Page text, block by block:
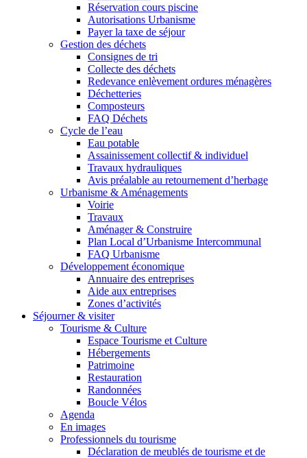
Réservation cours piscine
Autorisations Urbanisme
Payer la taxe de séjour
Gestion des déchets
Consignes de tri
Collecte des déchets
Redevance enlèvement ordures ménagères
Déchetteries
Composteurs
FAQ Déchets
Cycle de l’eau
Eau potable
Assainissement collectif & individuel
Travaux hydrauliques
Avis préalable au retournement d’herbage
Urbanisme & Aménagements
Voirie
Travaux
Aménager & Construire
Plan Local d’Urbanisme Intercommunal
FAQ Urbanisme
Développement économique
Annuaire des entreprises
Aide aux entreprises
Zones d’activités
Séjourner & visiter
Tourisme & Culture
Espace Tourisme et Culture
Hébergements
Patrimoine
Restauration
Randonnées
Boucle Vélos
Agenda
En images
Professionnels du tourisme
Déclaration de meublés de tourisme et de